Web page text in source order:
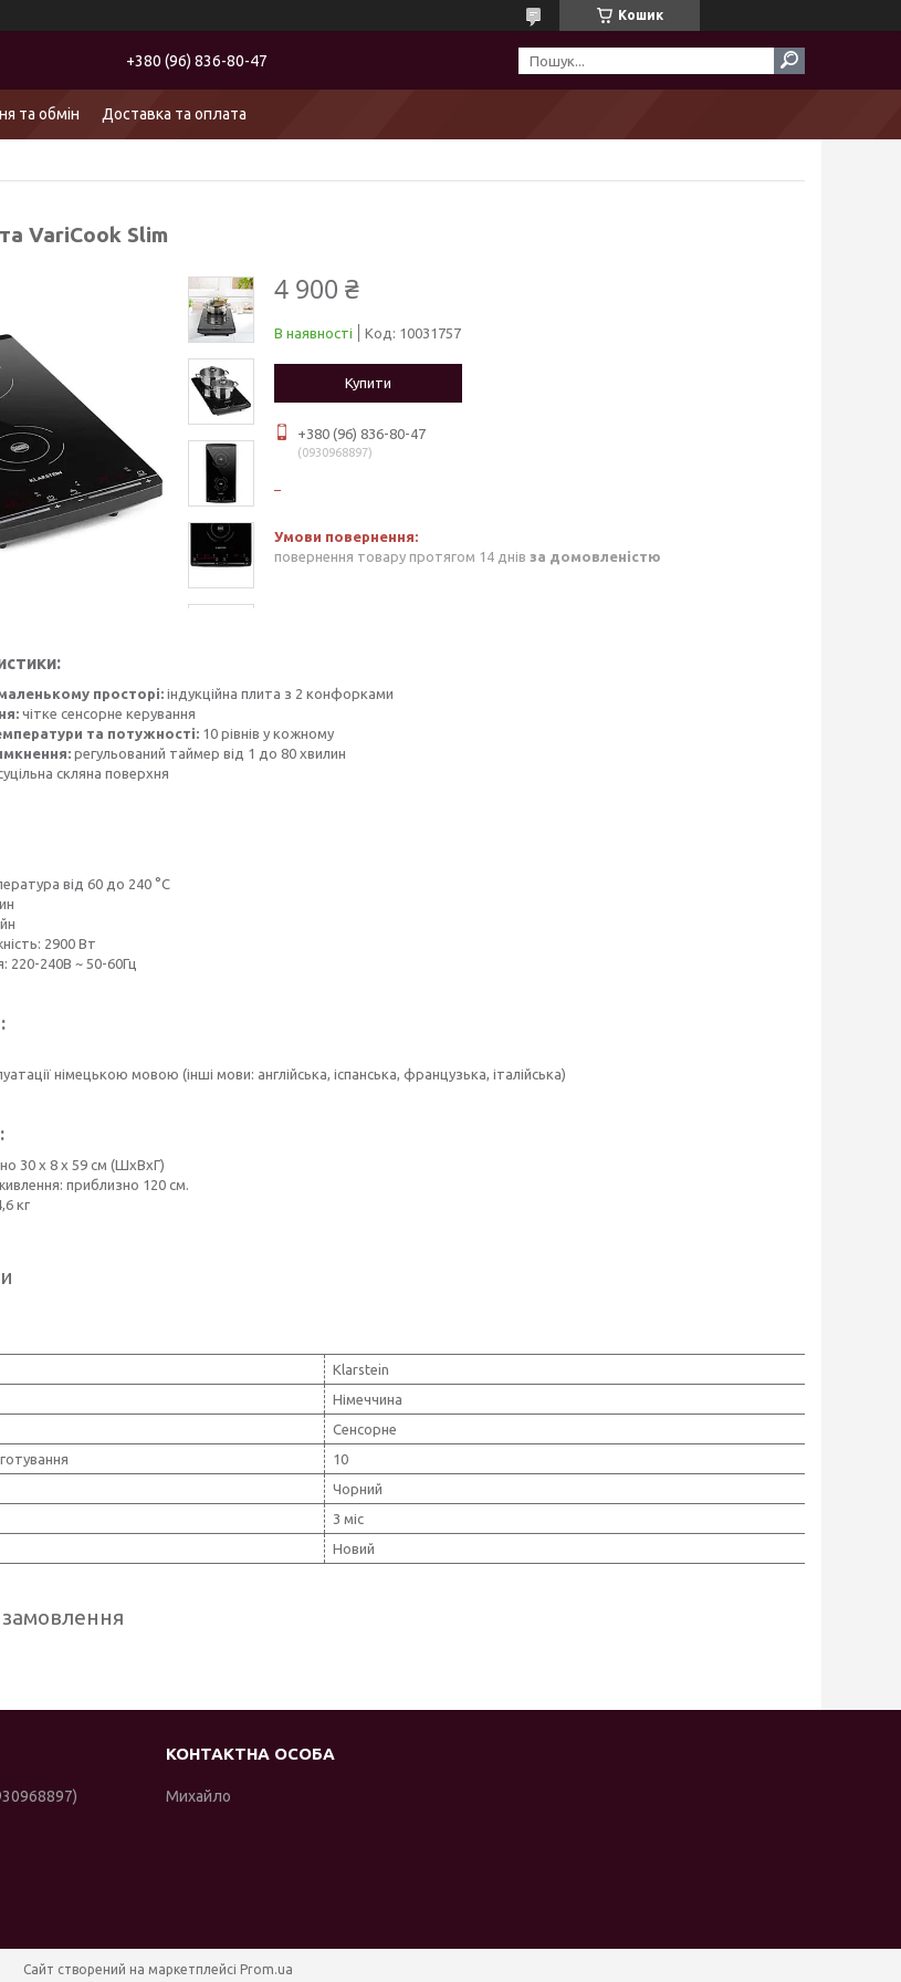
Кошик
+380 (96) 836-80-47
та обмін Доставка та оплата
VariCook Slim
4 900 ₴
В наявності Код: 10031757
Купити
+380 (96) 836-80-47
0930968897
повернення товару протягом 14 днів за домовленістю
просторі: індукційна плита з 2 конфорками
чітке сенсорне керування
та потужності: 10 рівнів у кожному
регульований таймер від 1 до 80 хвилин
скляна поверхня
від 60 до 240 °C
2900 Вт
220-240В ~ 50-60Гц
німецькою мовою (інші мови: англійська, іспанська, французька, італійська)
30 х 8 х 59 см (ШхВхГ)
приблизно 120 см.
кг
Klarstein
Німеччина
Сенсорне
10
Чорний
3 міс
Новий
замовлення
Михайло
Сайт створений на маркетплейсі Prom.ua